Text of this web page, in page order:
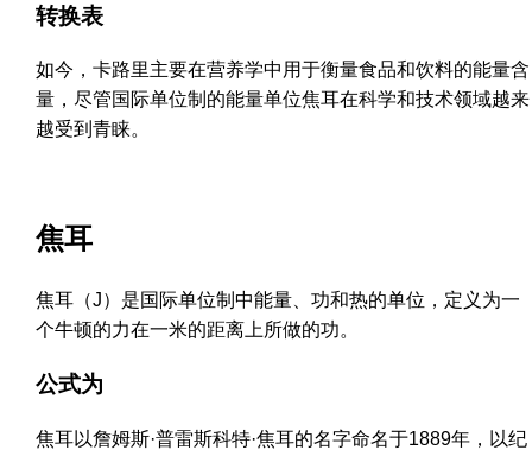
转换表
如今，卡路里主要在营养学中用于衡量食品和饮料的能量含
量，尽管国际单位制的能量单位焦耳在科学和技术领域越来
越受到青睐。
焦耳
焦耳（J）是国际单位制中能量、功和热的单位，定义为一
个牛顿的力在一米的距离上所做的功。
公式为
焦耳以詹姆斯·普雷斯科特·焦耳的名字命名于1889年，以纪